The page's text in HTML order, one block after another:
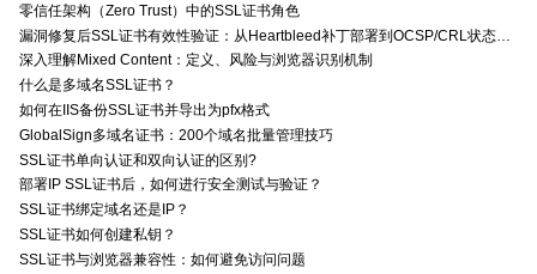
零信任架构（Zero Trust）中的SSL证书角色
深入理解Mixed Content：定义、风险与浏览器识别机制
什么是多域名SSL证书？
如何在IIS备份SSL证书并导出为pfx格式
GlobalSign多域名证书：200个域名批量管理技巧
SSL证书单向认证和双向认证的区别?
部署IP SSL证书后，如何进行安全测试与验证？
SSL证书绑定域名还是IP？
SSL证书如何创建私钥？
SSL证书与浏览器兼容性：如何避免访问问题